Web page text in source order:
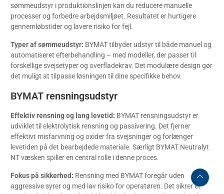
sømmeudstyr i produktionslinjen kan du reducere manuelle
processer og forbedre arbejdsmiljøet. Resultatet er hurtigere
gennemløbstider og lavere risiko for fejl.
Typer af sømmeudstyr: BYMAT tilbyder udstyr til både manuel og
automatiseret efterbehandling – med modeller, der passer til
forskellige svejsetyper og overfladekrav. Det modulære design gør
det muligt at tilpasse løsningen til dine specifikke behov.
BYMAT rensningsudstyr
Effektiv rensning og lang levetid: BYMAT rensningsudstyr er
udviklet til elektrolytisk rensning og passivering. Det fjerner
effektivt misfarvning og oxider fra svejsninger og forlænger
levetiden på det bearbejdede materiale. Særligt BYMAT Neutralyt
NT væsken spiller en central rolle i denne proces.
Fokus på sikkerhed: Rensning med BYMAT foregår uden
aggressive syrer og med lav risiko for operatøren. Det sikrer et